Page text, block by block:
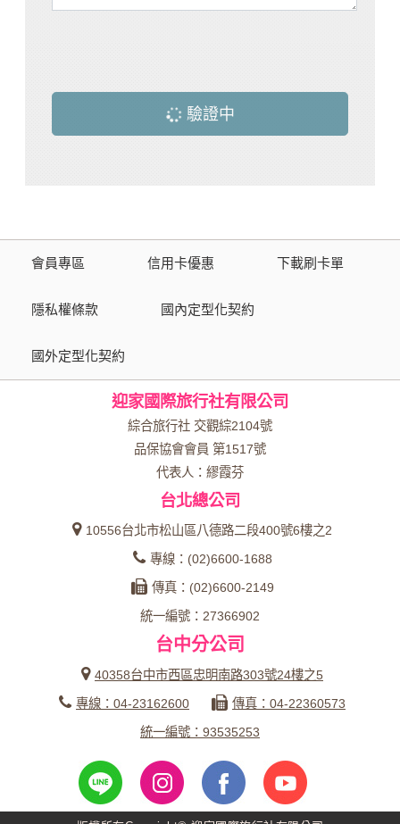
驗證中
會員專區 信用卡優惠 下載刷卡單
隱私權條款 國內定型化契約
國外定型化契約
迎家國際旅行社有限公司
綜合旅行社 交觀綜2104號
品保協會會員 第1517號
代表人：繆霞芬
台北總公司
10556台北市松山區八德路二段400號6樓之2
專線：(02)6600-1688
傳真：(02)6600-2149
統一編號：27366902
台中分公司
40358台中市西區忠明南路303號24樓之5
專線：04-23162600
傳真：04-22360573
統一編號：93535253